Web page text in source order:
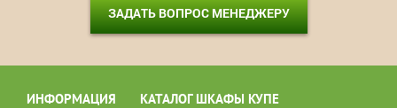
ЗАДАТЬ ВОПРОС МЕНЕДЖЕРУ
ИНФОРМАЦИЯ КАТАЛОГ ШКАФЫ КУПЕ